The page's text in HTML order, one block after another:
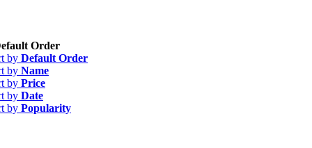
Order
by Default Order
by Name
by Price
by Date
by Popularity